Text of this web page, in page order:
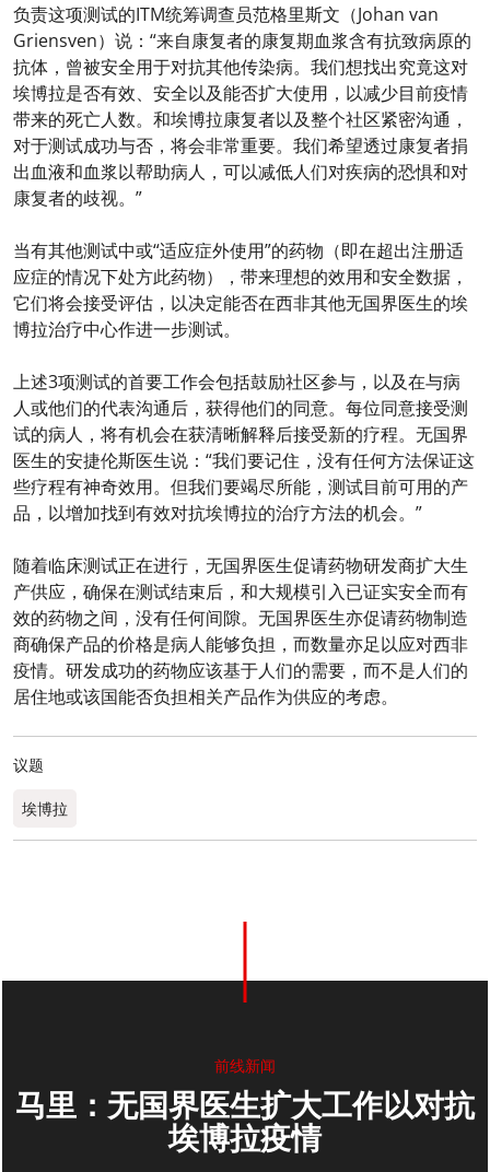
负责这项测试的ITM统筹调查员范格里斯文（Johan van
Griensven）说：“来自康复者的康复期血浆含有抗致病原的
抗体，曾被安全用于对抗其他传染病。我们想找出究竟这对
埃博拉是否有效、安全以及能否扩大使用，以减少目前疫情
带来的死亡人数。和埃博拉康复者以及整个社区紧密沟通，
对于测试成功与否，将会非常重要。我们希望透过康复者捐
出血液和血浆以帮助病人，可以减低人们对疾病的恐惧和对
康复者的歧视。”
当有其他测试中或“适应症外使用”的药物（即在超出注册适
应症的情况下处方此药物），带来理想的效用和安全数据，
它们将会接受评估，以决定能否在西非其他无国界医生的埃
博拉治疗中心作进一步测试。
上述3项测试的首要工作会包括鼓励社区参与，以及在与病
人或他们的代表沟通后，获得他们的同意。每位同意接受测
试的病人，将有机会在获清晰解释后接受新的疗程。无国界
医生的安捷伦斯医生说：“我们要记住，没有任何方法保证这
些疗程有神奇效用。但我们要竭尽所能，测试目前可用的产
品，以增加找到有效对抗埃博拉的治疗方法的机会。”
随着临床测试正在进行，无国界医生促请药物研发商扩大生
产供应，确保在测试结束后，和大规模引入已证实安全而有
效的药物之间，没有任何间隙。无国界医生亦促请药物制造
商确保产品的价格是病人能够负担，而数量亦足以应对西非
疫情。研发成功的药物应该基于人们的需要，而不是人们的
居住地或该国能否负担相关产品作为供应的考虑。
议题
埃博拉
前线新闻
马里：无国界医生扩大工作以对抗
埃博拉疫情